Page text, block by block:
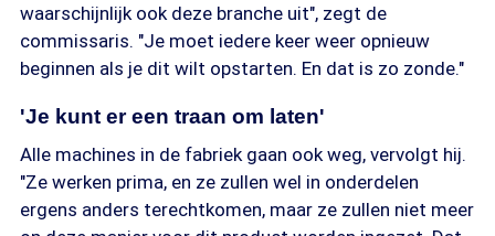
waarschijnlijk ook deze branche uit", zegt de
commissaris. "Je moet iedere keer weer opnieuw
beginnen als je dit wilt opstarten. En dat is zo zonde."
'Je kunt er een traan om laten'
Alle machines in de fabriek gaan ook weg, vervolgt hij.
"Ze werken prima, en ze zullen wel in onderdelen
ergens anders terechtkomen, maar ze zullen niet meer